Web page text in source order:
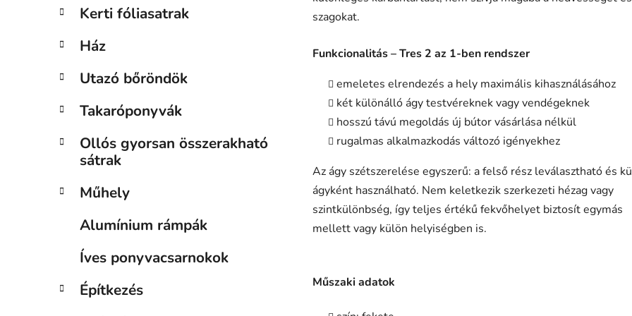
Kerti fóliasatrak
Ház
Utazó bőröndök
Takaróponyvák
Ollós gyorsan összerakható
sátrak
Műhely
Alumínium rámpák
Íves ponyvacsarnokok
Építkezés
szagokat.
Funkcionalitás – Tres 2 az 1-ben rendszer
emeletes elrendezés a hely maximális kihasználásához
két különálló ágy testvéreknek vagy vendégeknek
hosszú távú megoldás új bútor vásárlása nélkül
rugalmas alkalmazkodás változó igényekhez
Az ágy szétszerelése egyszerű: a felső rész leválasztható és
ágyként használható. Nem keletkezik szerkezeti hézag vagy
szintkülönbség, így teljes értékű fekvőhelyet biztosít egymás
mellett vagy külön helyiségben is.
Műszaki adatok